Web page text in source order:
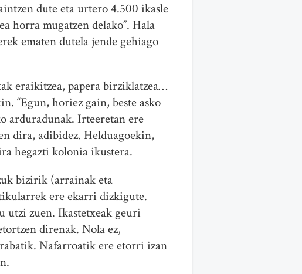
dute etaurtero 4.500 ikasle
horra mugatzen delako”. Hala
ematen dutela jende gehiago
eraikitzea, papera birziklatzea…
“Egun, horiez gain, beste asko
arduradunak. Irteeretan ere
dira, adibidez. Helduagoekin,
hegazti kolonia ikustera.
bizirik (arrainak eta
ere ekarri dizkigute.
utzi zuen. Ikastetxeak geuri
direnak. Nola ez,
Nafarroatik ere etorri izan